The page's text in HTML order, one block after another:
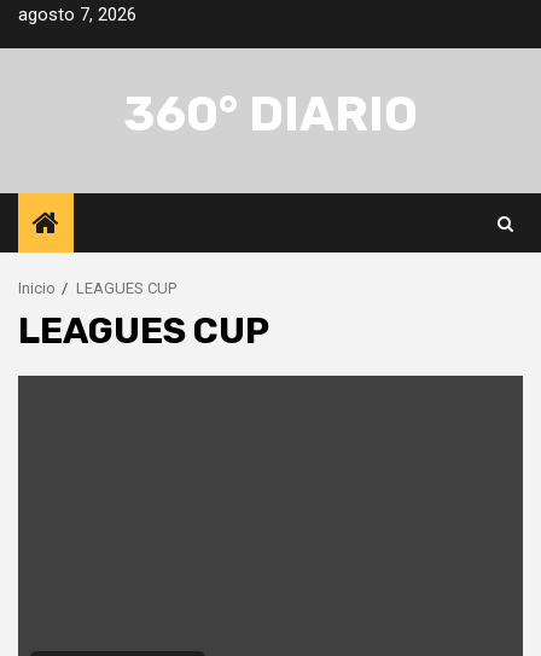
Saltar
agosto 7, 2026
360° DIARIO
Inicio LEAGUES CUP
LEAGUES CUP